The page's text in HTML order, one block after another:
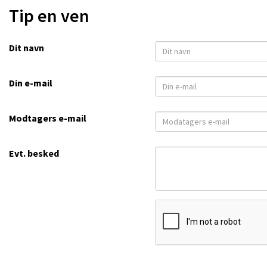
Tip en ven
Dit navn
Din e-mail
Modtagers e-mail
Evt. besked